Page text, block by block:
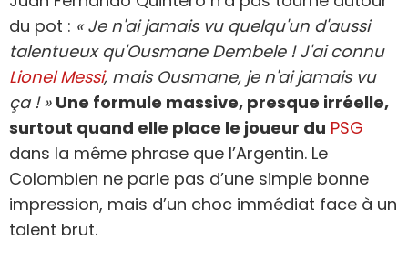
du pot : « Je n'ai jamais vu quelqu'un d'aussi
talentueux qu'Ousmane Dembele ! J'ai connu
Lionel Messi, mais Ousmane, je n'ai jamais vu
ça ! » Une formule massive, presque irréelle,
surtout quand elle place le joueur du PSG
dans la même phrase que l’Argentin. Le
Colombien ne parle pas d’une simple bonne
impression, mais d’un choc immédiat face à un
talent brut.